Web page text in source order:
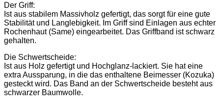
Der Griff:
Ist aus stabilem Massivholz gefertigt, das sorgt für eine gute
Stabilität und Langlebigkeit. Im Griff sind Einlagen aus echter
Rochenhaut (Same) eingearbeitet. Das Griffband ist schwarz
gehalten.
Die Schwertscheide:
Ist aus Holz gefertigt und Hochglanz-lackiert. Sie hat eine
extra Aussparung, in die das enthaltene Beimesser (Kozuka)
gesteckt wird. Das Band an der Schwertscheide besteht aus
schwarzer Baumwolle.